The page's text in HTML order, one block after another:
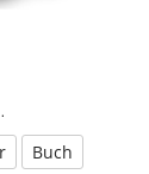
Buch